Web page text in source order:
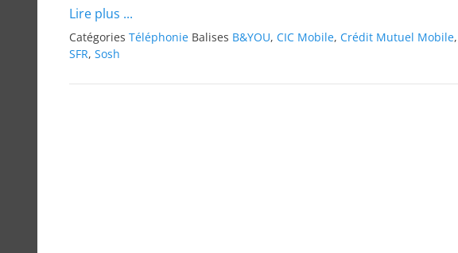
Lire plus ...
Catégories Téléphonie Balises B&YOU, CIC Mobile, Crédit Mutuel Mobile,
SFR, Sosh